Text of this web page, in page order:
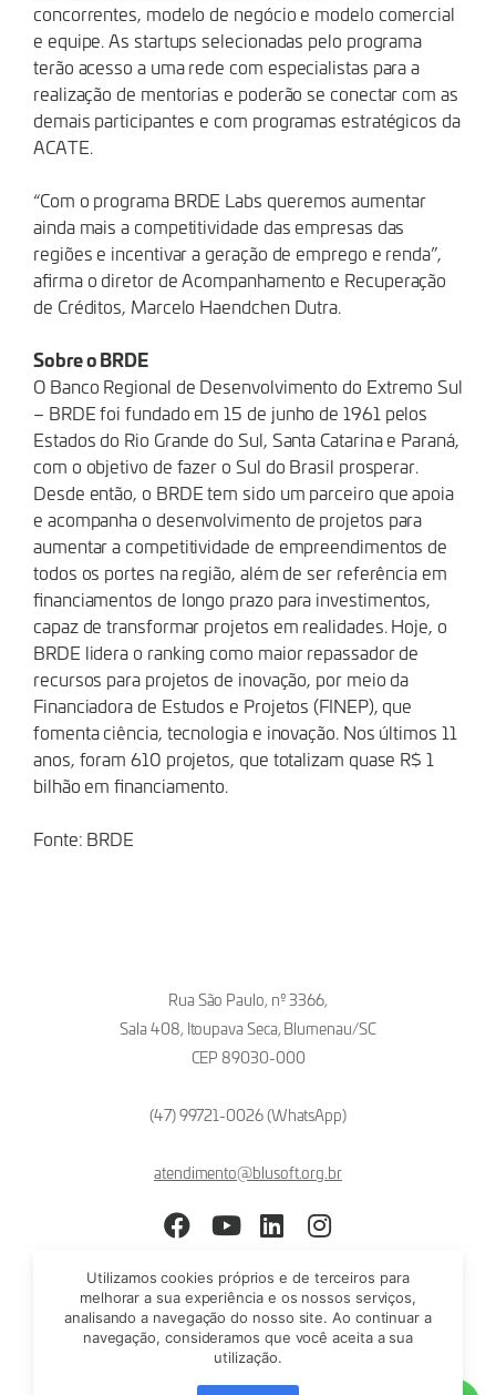
concorrentes, modelo de negócio e modelo comercial
e equipe. As startups selecionadas pelo programa
terão acesso a uma rede com especialistas para a
realização de mentorias e poderão se conectar com as
demais participantes e com programas estratégicos da
ACATE.
“Com o programa BRDE Labs queremos aumentar
ainda mais a competitividade das empresas das
regiões e incentivar a geração de emprego e renda”,
afirma o diretor de Acompanhamento e Recuperação
de Créditos, Marcelo Haendchen Dutra.
Sobre o BRDE
O Banco Regional de Desenvolvimento do Extremo Sul
– BRDE foi fundado em 15 de junho de 1961 pelos
Estados do Rio Grande do Sul, Santa Catarina e Paraná,
com o objetivo de fazer o Sul do Brasil prosperar.
Desde então, o BRDE tem sido um parceiro que apoia
e acompanha o desenvolvimento de projetos para
aumentar a competitividade de empreendimentos de
todos os portes na região, além de ser referência em
financiamentos de longo prazo para investimentos,
capaz de transformar projetos em realidades. Hoje, o
BRDE lidera o ranking como maior repassador de
recursos para projetos de inovação, por meio da
Financiadora de Estudos e Projetos (FINEP), que
fomenta ciência, tecnologia e inovação. Nos últimos 11
anos, foram 610 projetos, que totalizam quase R$ 1
bilhão em financiamento.
Fonte: BRDE
Rua São Paulo, nº 3366,
Sala 408, Itoupava Seca, Blumenau/SC
CEP 89030-000
(47) 99721-0026 (WhatsApp)
atendimento@blusoft.org.br
Utilizamos cookies próprios e de terceiros para
melhorar a sua experiência e os nossos serviços,
analisando a navegação do nosso site. Ao continuar a
navegação, consideramos que você aceita a sua
utilização.